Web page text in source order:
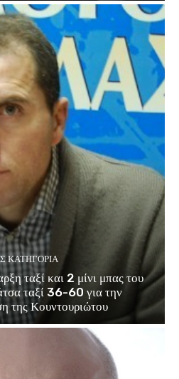
ΚΑΤΗΓΟΡΊΑ
ταξί και 2 μίνι μπας του
ταξί 36-60 για την
της Κουντουριώτου